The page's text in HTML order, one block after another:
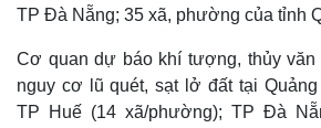
TP Đà Nẵng; 35 xã, phường của tỉnh
Cơ quan dự báo khí tượng, thủy văn
nguy cơ lũ quét, sạt lở đất tại
TP Huế (14 xã/phường); TP Đà